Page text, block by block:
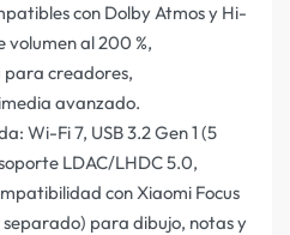
con Dolby Atmos y Hi-
volumen al 200 %,
para creadores,
avanzado.
Wi-Fi 7, USB 3.2 Gen 1 (5
LDAC/LHDC 5.0,
con Xiaomi Focus
separado) para dibujo, notas y